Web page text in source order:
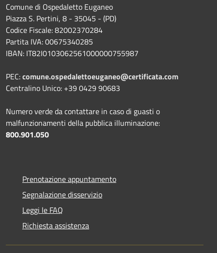
Comune di Ospedaletto Euganeo
Piazza S. Pertini, 8 - 35045 - (PD)
Codice Fiscale: 82002370284
Partita IVA: 00675340285
IBAN: IT82I0103062561000000755987
PEC:comune.ospedalettoeuganeo@certificata.com
Centralino Unico: +39 0429 90683
Numero verde da contattare in caso di guasti o
malfunzionamenti della pubblica illuminazione:
800.901.050
Prenotazione appuntamento
Segnalazione disservizio
Leggi le FAQ
Richiesta assistenza